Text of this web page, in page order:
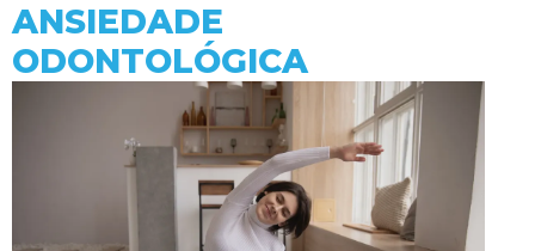
ANSIEDADE
ODONTOLÓGICA